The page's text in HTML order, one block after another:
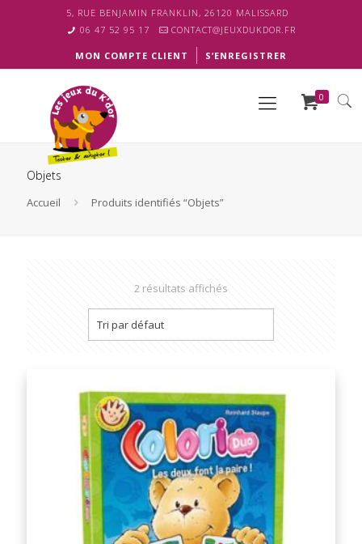
5, RUE BENJAMIN FRANKLIN, 26120 MALISSARD
06 47 52 95 17
CONTACT@JEUXDUKDOR.FR
MON COMPTE CLIENT S’ENREGISTRER
0
Objets
Accueil Produits identifiés “Objets”
2 résultats affichés